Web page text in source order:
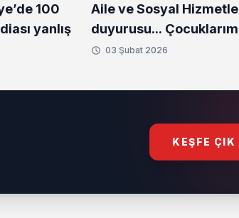
100
yanlış
Aile ve Sosyal
duyurusu...
engellilerimiz ve
03 Şubat 2026
KEŞFE ÇIK